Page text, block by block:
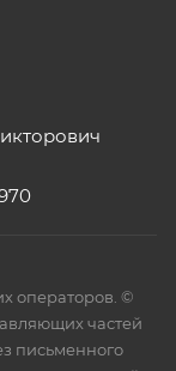
операторов. ©
частей
письменного